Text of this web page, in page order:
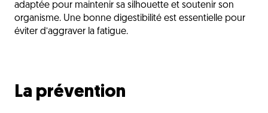
adaptée pour maintenir sa silhouette et soutenir son
organisme. Une bonne digestibilité est essentielle pour
éviter d’aggraver la fatigue.
La prévention